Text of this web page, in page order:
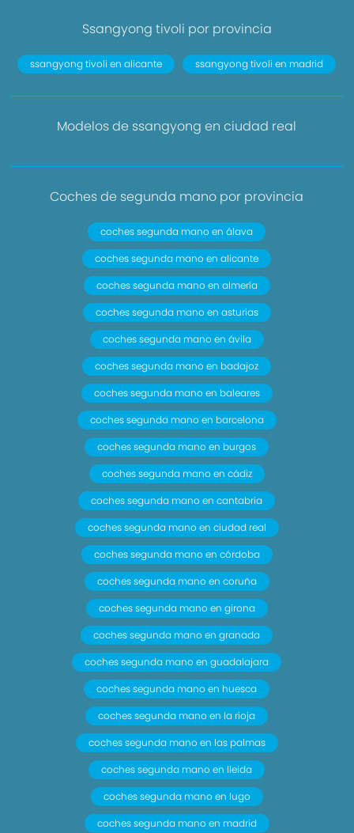
Ssangyong tivoli por provincia
ssangyong tivoli en alicante ssangyong tivoli en madrid
Modelos de ssangyong en ciudad real
Coches de segunda mano por provincia
coches segunda mano en álava
coches segunda mano en alicante
coches segunda mano en almería
coches segunda mano en asturias
coches segunda mano en ávila
coches segunda mano en badajoz
coches segunda mano en baleares
coches segunda mano en barcelona
coches segunda mano en burgos
coches segunda mano en cádiz
coches segunda mano en cantabria
coches segunda mano en ciudad real
coches segunda mano en córdoba
coches segunda mano en coruña
coches segunda mano en girona
coches segunda mano en granada
coches segunda mano en guadalajara
coches segunda mano en huesca
coches segunda mano en la rioja
coches segunda mano en las palmas
coches segunda mano en lleida
coches segunda mano en lugo
coches segunda mano en madrid